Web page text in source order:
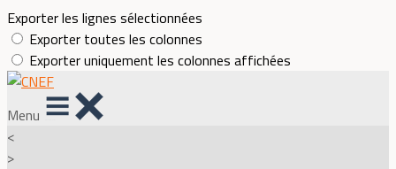
Exporter les lignes sélectionnées
Exporter toutes les colonnes
Exporter uniquement les colonnes affichées
Menu
<
>